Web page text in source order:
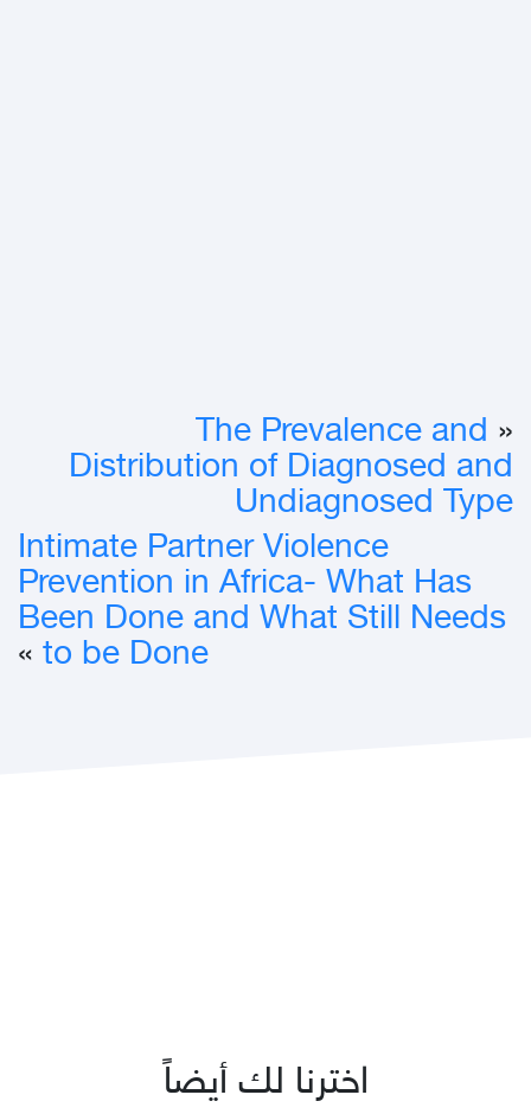
«
The Prevalence and
Distribution of Diagnosed and
Undiagnosed Type
Intimate Partner Violence
Prevention in Africa- What Has
Been Done and What Still Needs
to be Done
»
اخترنا لك أيضاً